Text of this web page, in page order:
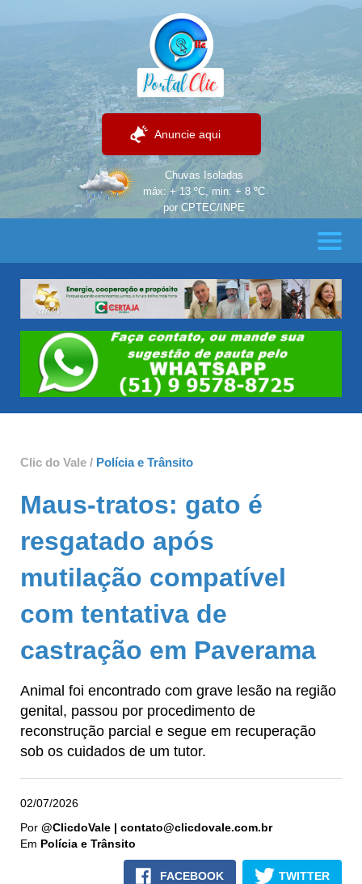
Anuncie aqui
Chuvas Isoladas
máx: + 13 ºC, min: + 8 ºC
por CPTEC/INPE
Clic do Vale / Polícia e Trânsito
Maus-tratos: gato é
resgatado após
mutilação compatível
com tentativa de
castração em Paverama
Animal foi encontrado com grave lesão na região
genital, passou por procedimento de
reconstrução parcial e segue em recuperação
sob os cuidados de um tutor.
02/07/2026
Por @ClicdoVale | contato@clicdovale.com.br
Em Polícia e Trânsito
FACEBOOK TWITTER